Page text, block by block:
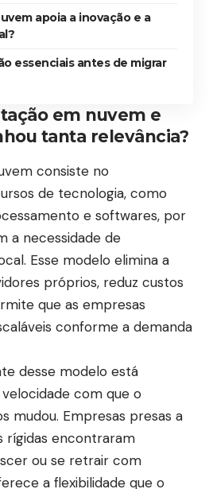
apoia a inovação e a
essenciais antes de migrar
em nuvem e
tanta relevância?
consiste no
de tecnologia, como
e softwares, por
a necessidade de
Esse modelo elimina a
próprios, reduz custos
que as empresas
conforme a demanda
desse modelo está
com que o
mudou. Empresas presas a
rígidas encontraram
ou se retrair com
a flexibilidade que o